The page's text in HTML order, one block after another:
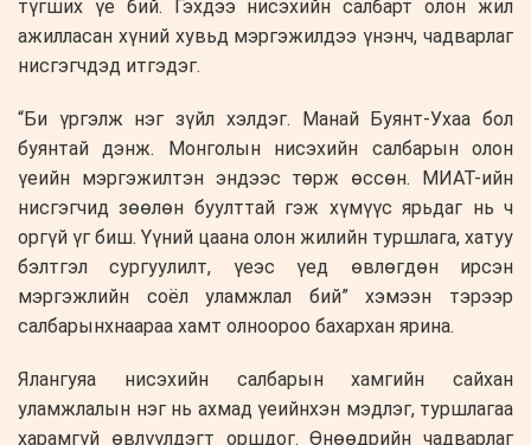
түгших үе бий. Гэхдээ нисэхийн салбарт олон жил
ажилласан хүний хувьд мэргэжилдээ үнэнч, чадварлаг
нисгэгчдэд итгэдэг.
“Би үргэлж нэг зүйл хэлдэг. Манай Буянт-Ухаа бол
буянтай дэнж. Монголын нисэхийн салбарын олон
үеийн мэргэжилтэн эндээс төрж өссөн. МИАТ-ийн
нисгэгчид зөөлөн буулттай гэж хүмүүс ярьдаг нь ч
оргүй үг биш. Үүний цаана олон жилийн туршлага, хатуу
бэлтгэл сургуулилт, үеэс үед өвлөгдөн ирсэн
мэргэжлийн соёл уламжлал бий” хэмээн тэрээр
салбарынхнаараа хамт олноороо бахархан ярина.
Ялангуяа нисэхийн салбарын хамгийн сайхан
уламжлалын нэг нь ахмад үеийнхэн мэдлэг, туршлагаа
харамгүй өвлүүлдэгт оршдог. Өнөөдрийн чадварлаг